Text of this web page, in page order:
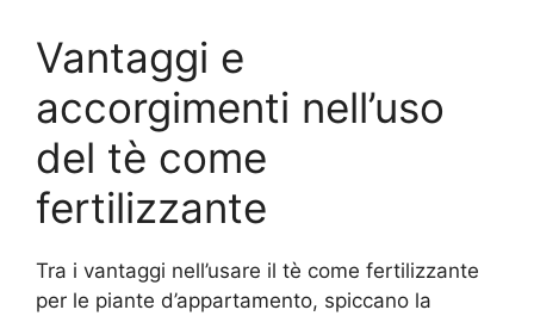
Vantaggi e
accorgimenti nell’uso
del tè come
fertilizzante
Tra i vantaggi nell’usare il tè come fertilizzante
per le piante d’appartamento, spiccano la